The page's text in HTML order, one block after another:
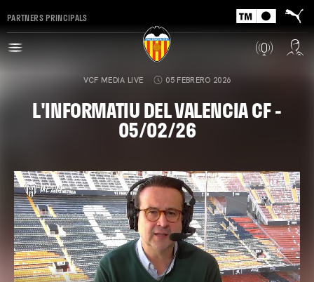
PARTNERS PRINCIPALS
VCF MEDIA LIVE 05 FEBRERO 2026
L'INFORMATIU DEL VALENCIA CF -
05/02/26